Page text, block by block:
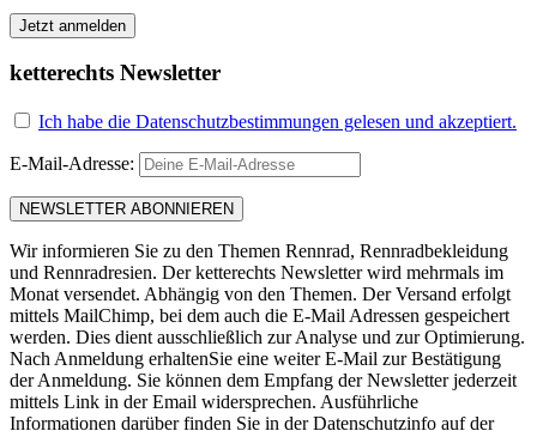
Jetzt anmelden
ketterechts Newsletter
Ich habe die Datenschutzbestimmungen gelesen und akzeptiert.
E-Mail-Adresse:
Wir informieren Sie zu den Themen Rennrad, Rennradbekleidung
und Rennradresien. Der ketterechts Newsletter wird mehrmals im
Monat versendet. Abhängig von den Themen. Der Versand erfolgt
mittels MailChimp, bei dem auch die E-Mail Adressen gespeichert
werden. Dies dient ausschließlich zur Analyse und zur Optimierung.
Nach Anmeldung erhaltenSie eine weiter E-Mail zur Bestätigung
der Anmeldung. Sie können dem Empfang der Newsletter jederzeit
mittels Link in der Email widersprechen. Ausführliche
Informationen darüber finden Sie in der Datenschutzinfo auf der